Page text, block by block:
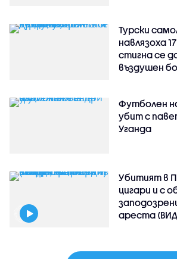
Турски
навлязоха
стигна се
въздушен
Футболен
убит с
Уганда
Убитият в
цигари и с
ареста